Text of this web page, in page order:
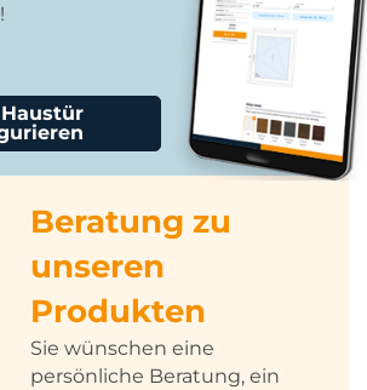
Beratung zu
unseren
Produkten
Sie wünschen eine
persönliche Beratung, ein